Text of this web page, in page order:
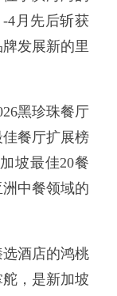
4月先后斩获
发展新的里
黑珍珠餐厅
佳餐厅扩展榜
坡最佳20餐
中餐领域的
酒店的鸿桃
，是新加坡